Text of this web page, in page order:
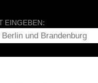
EINGEBEN: